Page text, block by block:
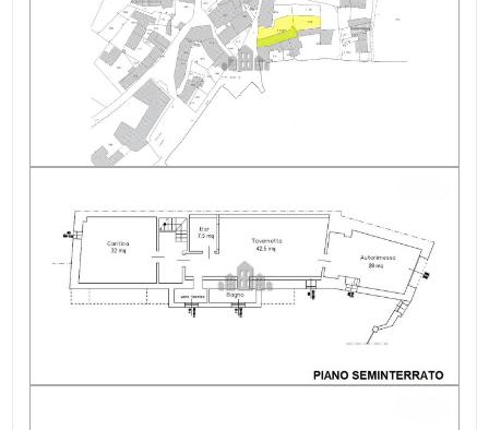
Esposizione: est-nord-ovest
Balconi: Presente
Giardino: Privato, 320 mq
Area esterna privata: Giardino
Fognatura: comunale
Raggiungibile in auto: Sì